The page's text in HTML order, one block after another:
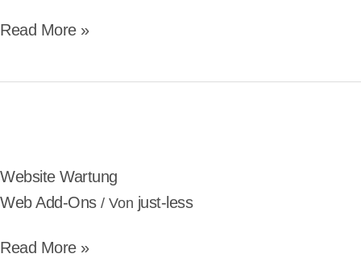
Read More »
Website Wartung
Web Add-Ons/ Von just-less
Read More »